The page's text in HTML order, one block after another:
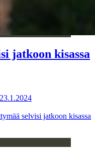
jatkoon kisassa
23.1.2024
selvisi jatkoon kisassa